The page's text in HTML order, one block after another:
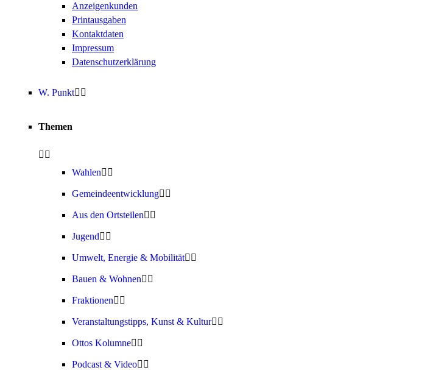
Anzeigenkunden
Printausgaben
Kontaktdaten
Impressum
Datenschutzerklärung
W. Punkt
Themen
Wahlen
Gemeindeentwicklung
Aus den Ortsteilen
Jugend
Umwelt, Energie & Mobilität
Bauen & Wohnen
Fraktionen
Veranstaltungstipps, Kunst & Kultur
Ottos Kolumne
Podcast & Video